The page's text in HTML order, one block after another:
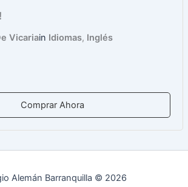
Vicariain Idiomas, Inglés
Comprar Ahora
Alemán Barranquilla © 2026